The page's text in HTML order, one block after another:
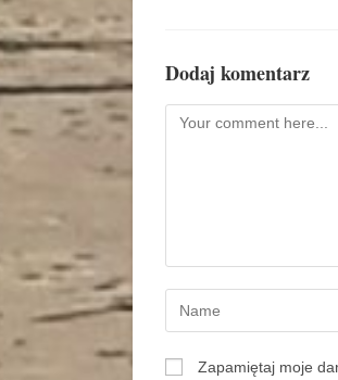
Dodaj komentarz
Zapamiętaj moje